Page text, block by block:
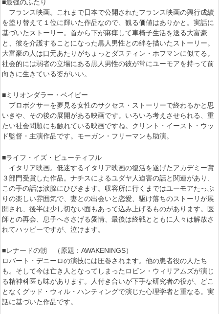
■最強のふたり
フランス映画。これまで日本で公開されたフランス映画の興行成績
を塗り替えて１位に輝いた作品なので、観る価値はありかと。実話に
基づいたストーリー。首から下が麻痺して車椅子生活を送る大富豪
と、彼を介護することになった黒人男性との絆を描いたストーリー。
大富豪の人は口元あたりがちょっとダスティン・ホフマンに似てる。
社会的には弱者の立場にある黒人男性の彼が常にユーモアを持って前
向きに生きている姿がいい。
■ミリオンダラー・ベイビー
プロボクサーを夢見る女性のサクセス・ストーリーで終わるかと思
いきや、その後の展開がある映画です。いろいろ考えさせられる、重
たい社会問題にも触れている映画ですね。クリント・イースト・ウッ
ド監督・主演作品です。モーガン・フリーマンも助演。
■ライフ・イズ・ビューティフル
イタリア映画。低迷するイタリア映画の復活を遂げたアカデミー賞
３部門受賞した作品。ナチスによるユダヤ人迫害の話と関連があり、
この手の話は涙腺にひびきます。収容所に行くまではユーモアたっぷ
りの楽しい雰囲気で、妻との出会いと恋愛、駆け落ちのストーリが展
開され、後半は少し切ない面もあって込み上げるものがあります。医
師との再会、息子へささげる愛情、最後は終戦とともに人々は解放さ
れてハッピーですが、泣けます。
■レナードの朝 （原題：AWAKENINGS）
ロバート・デニーロの演技には圧巻されます。他の患者役の人たち
も。そして今は亡き人となってしまったロビン・ウィリアムズが演じ
る精神科医も味があります。人付き合いが下手な研究者の役が、どこ
となくグッド・ウィル・ハンティングで演じた心理学者と重なる。実
話に基づいた作品です。